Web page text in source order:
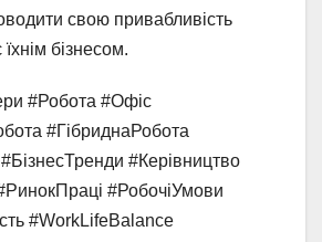
свою привабливість
бізнесом.
#Робота #Офіс
#ГібриднаРобота
#Керівництво
#РобочіУмови
#WorkLifeBalance